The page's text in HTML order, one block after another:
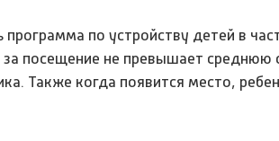
по устройству детей в
за посещение не превышает среднюю
Также когда появится место,